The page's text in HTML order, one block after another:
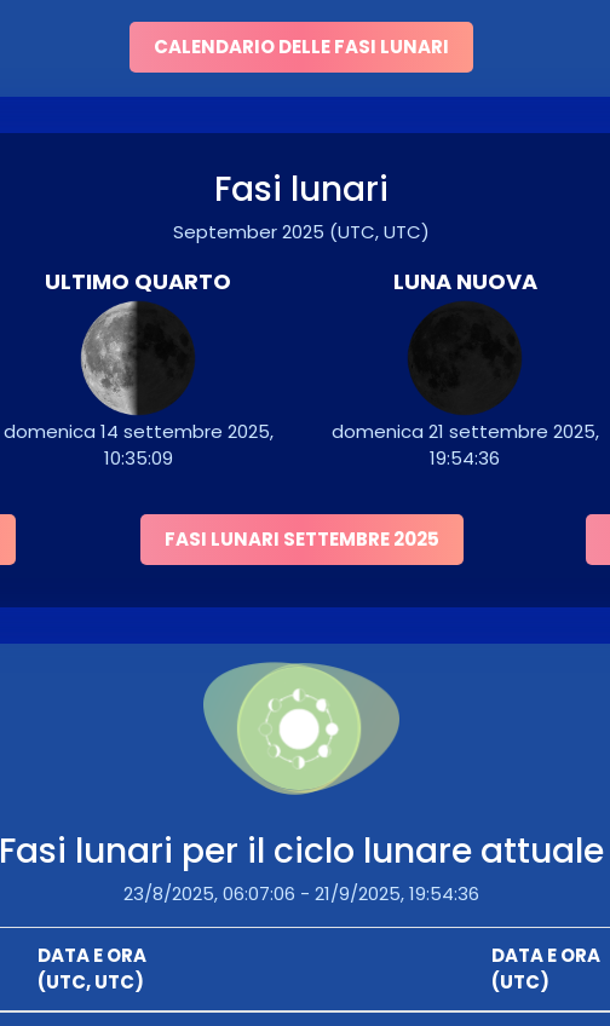
CALENDARIO DELLE FASI LUNARI
Fasi lunari
September 2025 (UTC, UTC)
ULTIMO QUARTO
domenica 14 settembre 2025,
10:35:09
LUNA NUOVA
domenica 21 settembre 2025,
19:54:36
FASI LUNARI SETTEMBRE 2025
Fasi lunari per il ciclo lunare attuale
23/8/2025, 06:07:06 - 21/9/2025, 19:54:36
DATA E ORA
(UTC, UTC)
DATA E ORA
(UTC)